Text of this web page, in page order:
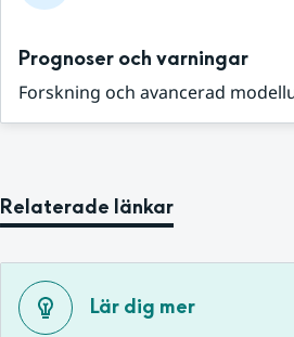
Prognoser och varningar
Forskning och avancerad
Relaterade länkar
Lär dig mer